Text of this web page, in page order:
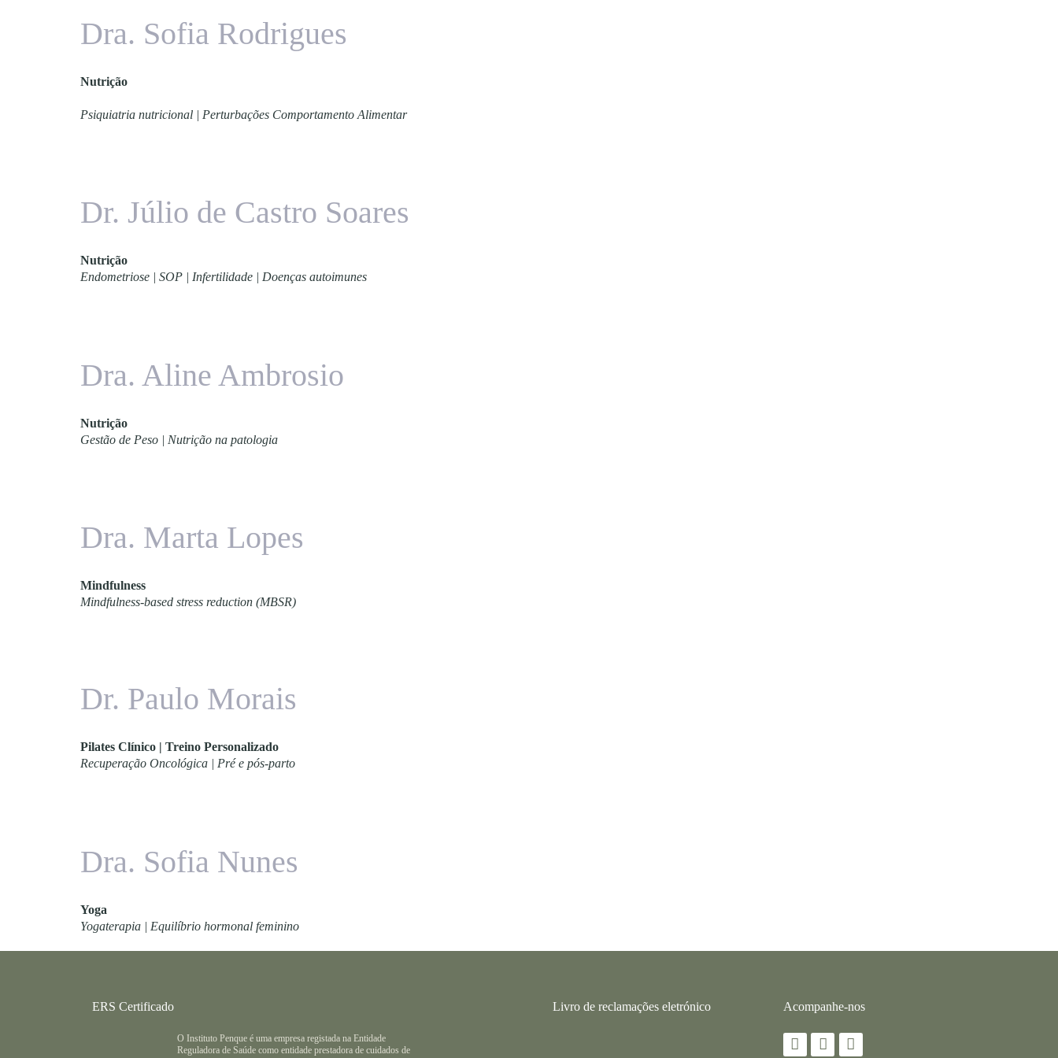
Dra. Sofia Rodrigues
Nutrição
Psiquiatria nutricional | Perturbações Comportamento Alimentar
Dr. Júlio de Castro Soares
Nutrição
Endometriose | SOP | Infertilidade | Doenças autoimunes
Dra. Aline Ambrosio
Nutrição
Gestão de Peso | Nutrição na patologia
Dra. Marta Lopes
Mindfulness
Mindfulness-based stress reduction (MBSR)
Dr. Paulo Morais
Pilates Clínico | Treino Personalizado
Recuperação Oncológica | Pré e pós-parto
Dra. Sofia Nunes
Yoga
Yogaterapia | Equilíbrio hormonal feminino
ERS Certificado
O Instituto Penque é uma empresa registada na Entidade
Reguladora de Saúde como entidade prestadora de cuidados de
Livro de reclamações eletrónico Acompanhe-nos